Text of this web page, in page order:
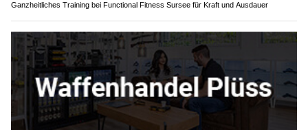
Ganzheitliches Training bei Functional Fitness Sursee für Kraft und Ausdauer